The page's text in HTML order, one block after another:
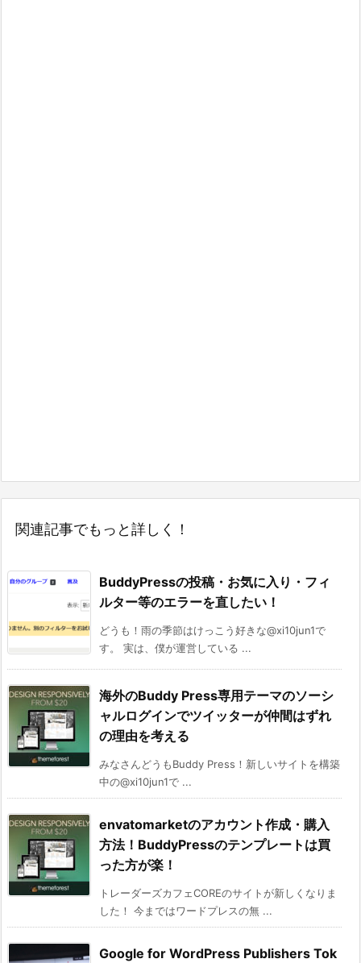
関連記事でもっと詳しく！
BuddyPressの投稿・お気に入り・フィ
ルター等のエラーを直したい！
どうも！雨の季節はけっこう好きな@xi10jun1で
す。 実は、僕が運営している ...
海外のBuddy Press専用テーマのソーシ
ャルログインでツイッターが仲間はずれ
の理由を考える
みなさんどうもBuddy Press！新しいサイトを構築
中の@xi10jun1で ...
envatomarketのアカウント作成・購入
方法！BuddyPressのテンプレートは買
った方が楽！
トレーダーズカフェCOREのサイトが新しくなりま
した！ 今まではワードプレスの無 ...
Google for WordPress Publishers Tok